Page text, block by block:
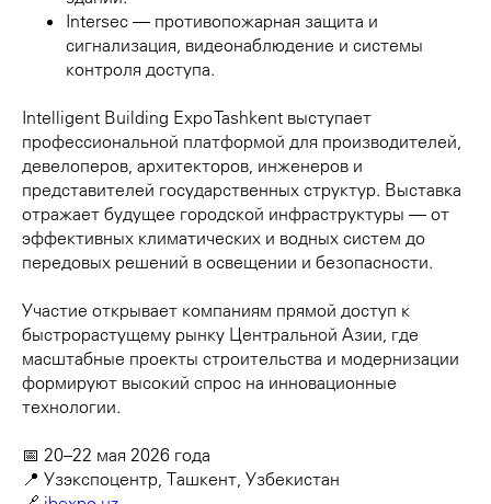
Intersec — противопожарная защита и
сигнализация, видеонаблюдение и системы
контроля доступа.
Intelligent Building Expo Tashkent выступает
профессиональной платформой для производителей,
девелоперов, архитекторов, инженеров и
представителей государственных структур. Выставка
отражает будущее городской инфраструктуры — от
эффективных климатических и водных систем до
передовых решений в освещении и безопасности.
Участие открывает компаниям прямой доступ к
быстрорастущему рынку Центральной Азии, где
масштабные проекты строительства и модернизации
формируют высокий спрос на инновационные
технологии.
📅 20–22 мая 2026 года
📍 Узэкспоцентр, Ташкент, Узбекистан